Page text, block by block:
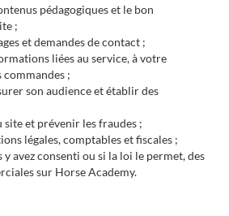
pédagogiques et le bon
;
et demandes de contact ;
liées au service, à votre
commandes ;
son audience et établir des
site et prévenir les fraudes ;
légales, comptables et fiscales ;
y avez consenti ou si la loi le permet, des
sur Horse Academy.